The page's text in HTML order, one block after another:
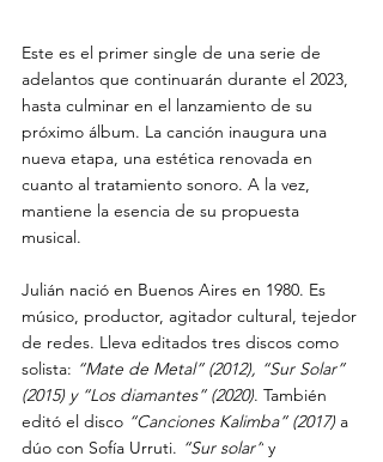
Este es el primer single de una serie de
adelantos que continuarán durante el 2023,
hasta culminar en el lanzamiento de su
próximo álbum. La canción inaugura una
nueva etapa, una estética renovada en
cuanto al tratamiento sonoro. A la vez,
mantiene la esencia de su propuesta
musical.
Julián nació en Buenos Aires en 1980. Es
músico, productor, agitador cultural, tejedor
de redes. Lleva editados tres discos como
solista: “Mate de Metal” (2012), “Sur Solar”
(2015) y “Los diamantes” (2020). También
editó el disco “Canciones Kalimba” (2017) a
dúo con Sofía Urruti. “Sur solar” y